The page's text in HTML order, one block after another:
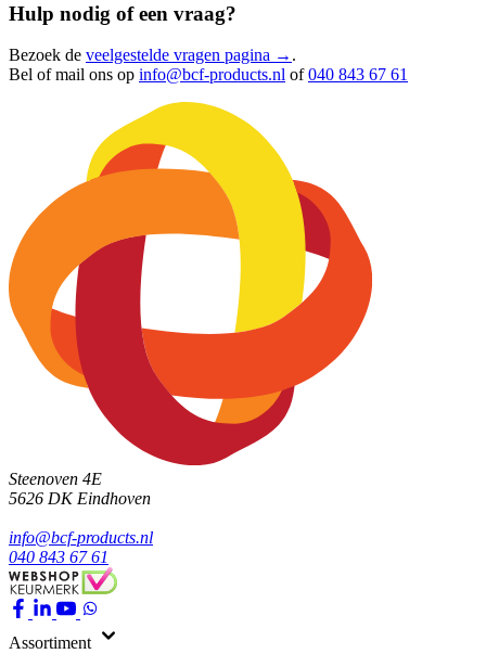
Hulp nodig of een vraag?
Bezoek de veelgestelde vragen pagina → .
Bel of mail ons op info@bcf-products.nl of040 843 67 61
Steenoven 4E
5626 DK Eindhoven
info@bcf-products.nl
040 843 67 61
Assortiment